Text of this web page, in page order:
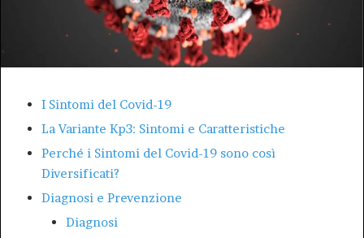
I Sintomi del Covid-19
La Variante Kp3: Sintomi e Caratteristiche
Perché i Sintomi del Covid-19 sono così
Diversificati?
Diagnosi e Prevenzione
Diagnosi